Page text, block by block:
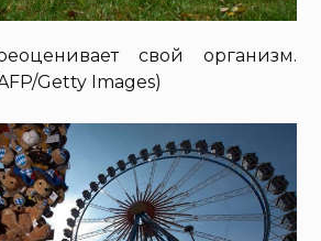
свой организм.
Getty Images)